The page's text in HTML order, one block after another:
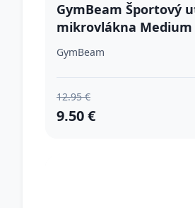
GymBeam Športový
mikrovlákna Medium
GymBeam
12.95 €
9.50 €